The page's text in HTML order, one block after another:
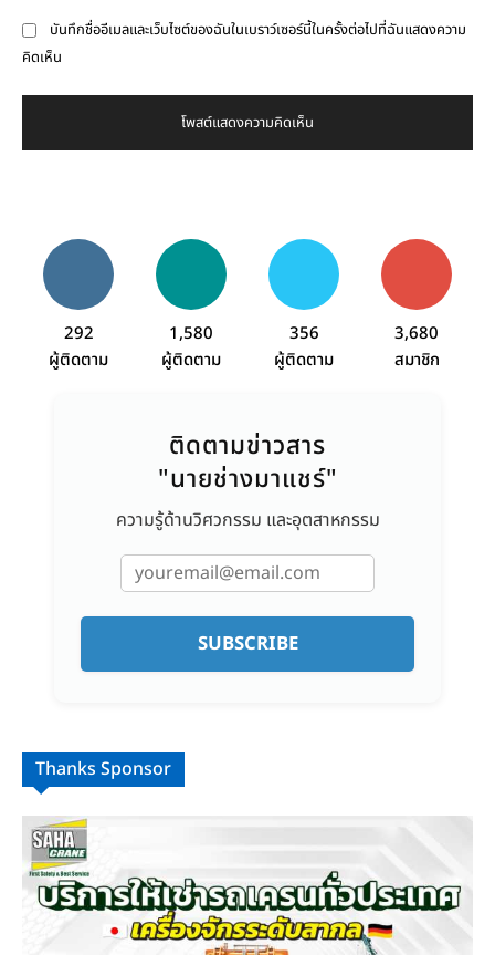
บันทึกชื่ออีเมลและเว็บไซต์ของฉันในเบราว์เซอร์นี้ในครั้งต่อไปที่ฉันแสดงความ
คิดเห็น
292
ผู้ติดตาม
1,580
ผู้ติดตาม
356
ผู้ติดตาม
3,680
สมาชิก
ติดตามข่าวสาร
"นายช่างมาแชร์"
ความรู้ด้านวิศวกรรม และอุตสาหกรรม
SUBSCRIBE
Thanks Sponsor